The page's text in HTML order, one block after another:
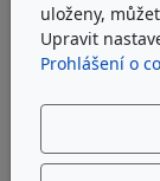
ARGO-
Sítová
uloženy,
Upravit
Prohlášení o